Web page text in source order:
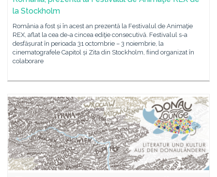
la Stockholm
România a fost și în acest an prezentă la Festivalul de Animaţie
REX, aflat la cea de-a cincea ediţie consecutivă. Festivalul s-a
desfășurat în perioada 31 octombrie – 3 noiembrie, la
cinematografele Capitol și Zita din Stockholm, fiind organizat în
colaborare